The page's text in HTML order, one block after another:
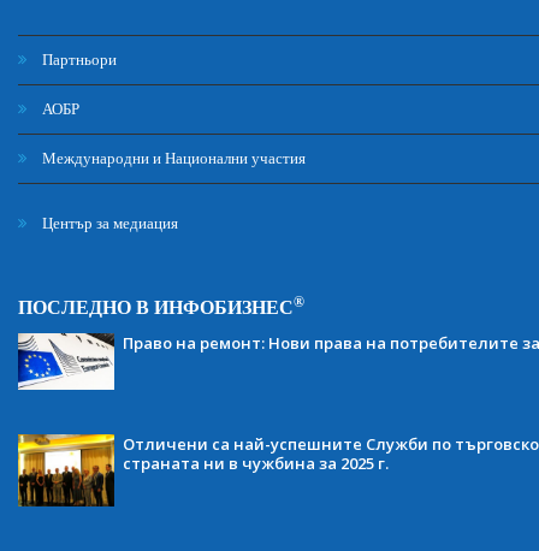
Партньори
АОБР
Международни и Национални участия
Център за медиация
ПОСЛЕДНО В ИНФОБИЗНЕС®
Право на ремонт: Нови права на потребителите
Отличени са най-успешните Служби по
страната ни в чужбина за 2025 г.